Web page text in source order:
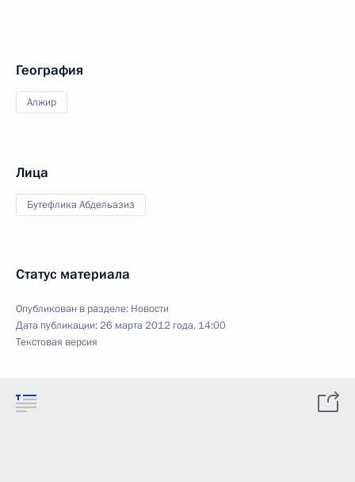
География
Алжир
Лица
Бутефлика Абдельазиз
Статус материала
Опубликован в разделе: Новости
Дата публикации:26 марта 2012 года, 14:00
Текстовая версия